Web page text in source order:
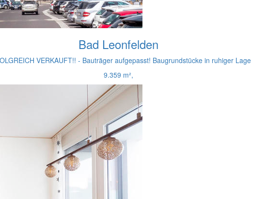
Bad Leonfelden
VERKAUFT!! - Bauträger aufgepasst! Baugrundstücke in ruhiger Lage
9.359 m²,